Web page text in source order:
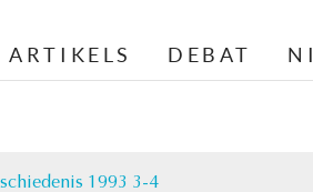
ARTIKELS DEBAT
1993 3-4